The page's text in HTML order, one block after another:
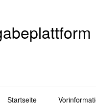
Startseite